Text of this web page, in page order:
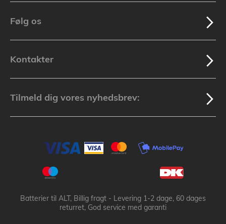
Følg os
Kontakter
Tilmeld dig vores nyhedsbrev:
Batterier til ALT, Billig fragt - Levering 1-2 dage, 60 dages
returret, God service med garanti